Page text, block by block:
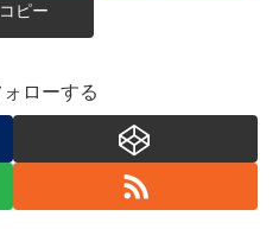
コピー
ローする